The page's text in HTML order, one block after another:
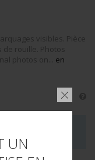
UN
visibles. Pièce
rouille. Photos
photos on... en